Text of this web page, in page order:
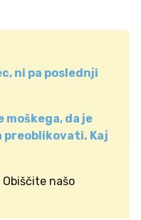
ni pa poslednji
moškega, da je
preoblikovati. Kaj
našo